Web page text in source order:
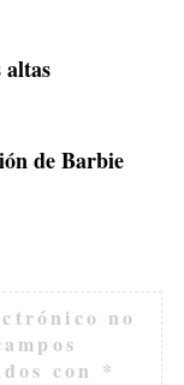
altas
de Barbie
no
con *